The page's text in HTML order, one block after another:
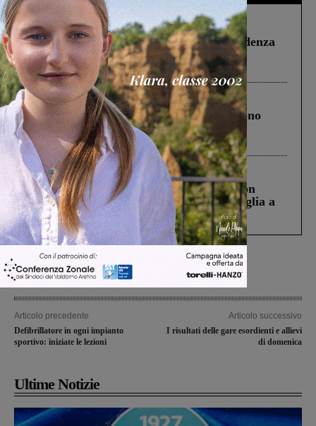
Figline Incisa Valdarno 1 Agosto 2026
Piscina di Figline finanziata oltre la scadenza
Pnrr, il gruppo di Fratelli d’Italia: “Un
ringraziamento al Governo”
Cronaca 4 Agosto 2026
Un anno fa la strage in A1 in cui morirono
Gianni, Giulia e Franco. Lo schianto, il
processo, lo stop ai sorpassi fra tir....
Cronaca 3 Agosto 2026
Scomparso da una struttura di Castiglion
Fiorentino l’uomo che aveva ucciso la figlia a
Levane nel 2020
Articolo precedente
Defibrillatore in ogni impianto
sportivo: iniziate le lezioni
Articolo successivo
I risultati delle gare esordienti e allievi
di domenica
Ultime Notizie